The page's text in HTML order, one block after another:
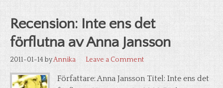
Recension: Inte ens det
förflutna av Anna Jansson
2011-01-14 byAnnika Leave a Comment
Författare: Anna Jansson Titel: Inte ens det